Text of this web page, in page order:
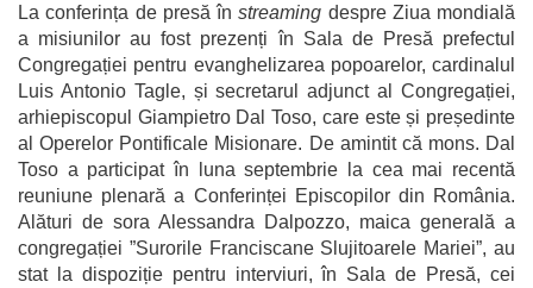
La conferința de presă înstreaming despre Ziua mondială
a misiunilor au fost prezenți în Sala de Presă prefectul
Congregației pentru evanghelizarea popoarelor, cardinalul
Luis Antonio Tagle, și secretarul adjunct al Congregației,
arhiepiscopul Giampietro Dal Toso, care este și președinte
al Operelor Pontificale Misionare. De amintit că mons. Dal
Toso a participat în luna septembrie la cea mai recentă
reuniune plenară a Conferinței Episcopilor din România.
Alături de sora Alessandra Dalpozzo, maica generală a
congregației ”Surorile Franciscane Slujitoarele Mariei”, au
stat la dispoziție pentru interviuri, în Sala de Presă, cei